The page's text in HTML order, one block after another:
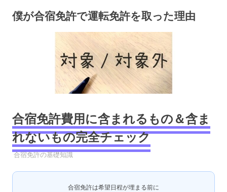
僕が合宿免許で運転免許を取った理由
合宿免許費用に含まれるもの＆含ま
れないもの完全チェック
2025年5月11日
YYYPRO
合宿免許の基礎知識
合宿免許は希望日程が埋まる前に